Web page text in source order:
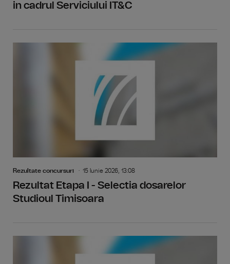
in cadrul Serviciului IT&C
Rezultate concursuri 15 Iunie 2026, 13:08
Rezultat Etapa I - Selectia dosarelor
Studioul Timisoara